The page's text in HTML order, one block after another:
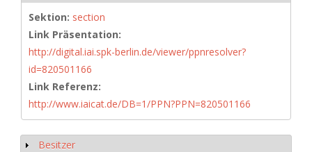
Sektion: section
Link Präsentation:
http://digital.iai.spk-berlin.de/viewer/ppnresolver?
id=820501166
Link Referenz:
http://www.iaicat.de/DB=1/PPN?PPN=820501166
Show
Besitzer